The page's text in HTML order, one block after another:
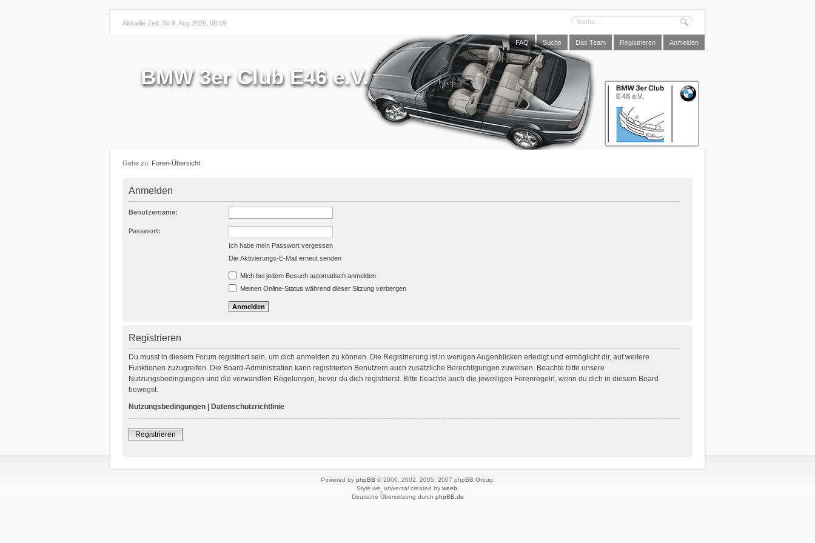
Aktuelle Zeit: So 9. Aug 2026, 08:59
FAQ Suche Das Team Registrieren Anmelden
BMW 3er Club E46 e.V.
Gehe zu: Foren-Übersicht
Anmelden
Benutzername:
Passwort:
Ich habe mein Passwort vergessen
Die Aktivierungs-E-Mail erneut senden
Mich bei jedem Besuch automatisch anmelden
Meinen Online-Status während dieser Sitzung verbergen
Registrieren
Du musst in diesem Forum registriert sein, um dich anmelden zu können. Die Registrierung ist in wenigen Augenblicken erledigt und ermöglicht dir, auf weitere
Funktionen zuzugreifen. Die Board-Administration kann registrierten Benutzern auch zusätzliche Berechtigungen zuweisen. Beachte bitte unsere
Nutzungsbedingungen und die verwandten Regelungen, bevor du dich registrierst. Bitte beachte auch die jeweiligen Forenregeln, wenn du dich in diesem Board
bewegst.
Nutzungsbedingungen
Datenschutzrichtlinie
Registrieren
Powered by phpBB © 2000, 2002, 2005, 2007 phpBB Group.
Style we_universalcreated by weeb.
Deutsche Übersetzung durch phpBB.de